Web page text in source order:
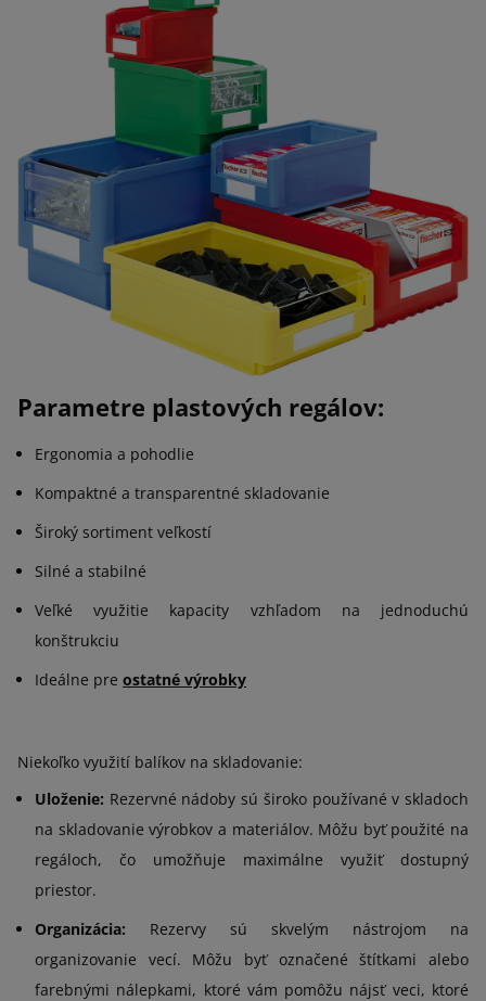
Parametre plastových regálov:
Ergonomia a pohodlie
Kompaktné a transparentné skladovanie
Široký sortiment veľkostí
Silné a stabilné
Veľké využitie kapacity vzhľadom na jednoduchú
konštrukciu
Ideálne pre ostatné výrobky
Niekoľko využití balíkov na skladovanie:
Uloženie: Rezervné nádoby sú široko používané v skladoch
na skladovanie výrobkov a materiálov. Môžu byť použité na
regáloch, čo umožňuje maximálne využiť dostupný
priestor.
Organizácia: Rezervy sú skvelým nástrojom na
organizovanie vecí. Môžu byť označené štítkami alebo
farebnými nálepkami, ktoré vám pomôžu nájsť veci, ktoré